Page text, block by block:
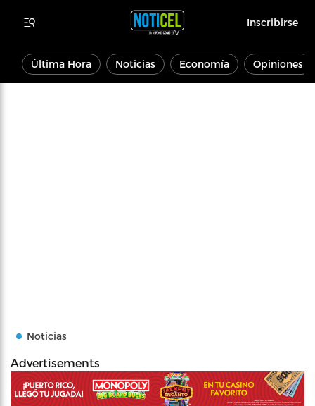
Inscribirse
Última Hora Noticias Economía Opiniones
Noticias
Advertisements